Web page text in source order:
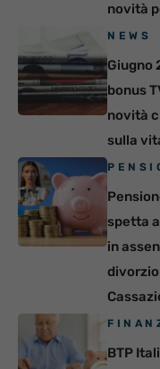
novità
NEWS
Giugno
bonus
novità
sulla
spetta
in
BTP